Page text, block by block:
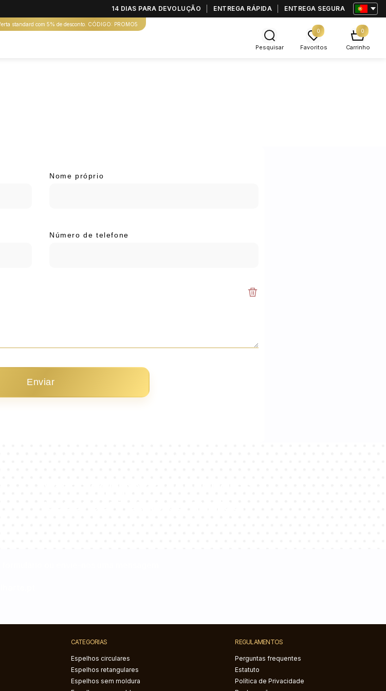
14 DIAS PARA DEVOLUÇÃO ENTREGA RÁPIDA ENTREGA SEGURA
standard com 5% de desconto. CÓDIGO: PROMO5
Pesquisar
0
Favoritos
0
Carrinho
Nome próprio
Número de telefone
Enviar
CATEGORIAS
Espelhos circulares
Espelhos retangulares
Espelhos sem moldura
REGULAMENTOS
Perguntas frequentes
Estatuto
Política de Privacidade